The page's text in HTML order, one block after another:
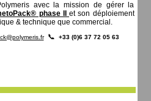
avec la mission de gérer la
phase IIet son déploiement
& technique que commercial.
📞 +33 (0)6 37 72 05 63